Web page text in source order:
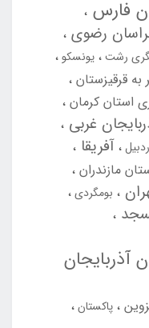
فارس
رضوی
رشت یونسکو
قرقیزستان
استان کرمان
غربی
آفریقا
مازندران
بومگردی
آذربایجان
پاکستان